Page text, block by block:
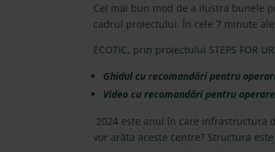
Cel mai bun mod de a ilustra bunele
cadrul proiectului. În cele 7 minute
ECOTIC, prin proiectului STEPS FOR
Ghidul cu recomandări pentru
Video cu recomandări pentru
2024 este anul în care infrastructura
vor arăta aceste centre? Structura